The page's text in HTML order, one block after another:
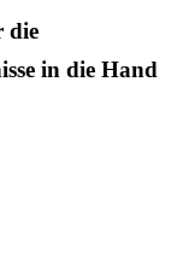
die
in die Hand